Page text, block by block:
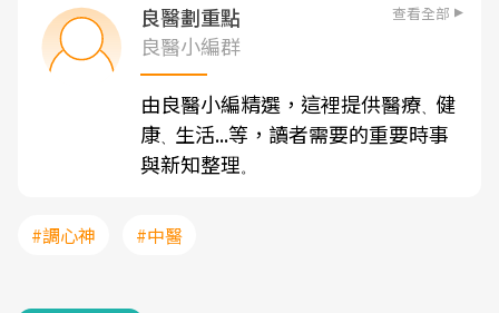
良醫劃重點 查看全部
良醫小編群
由良醫小編精選，這裡提供醫療、 健
康、 生活...等，讀者需要的重要時事
與新知整理。
#調心神 #中醫